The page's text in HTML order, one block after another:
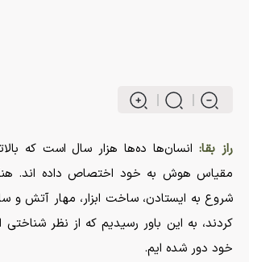
راز بقا: انسان‌ها ده‌ها هزار سال است که
مقیاس هوش به خود اختصاص داده اند.
شروع به ایستادن، ساخت ابزار، مهار آتش و
کردند، به این باور رسیدیم که از نظر
خود دور شده ایم.